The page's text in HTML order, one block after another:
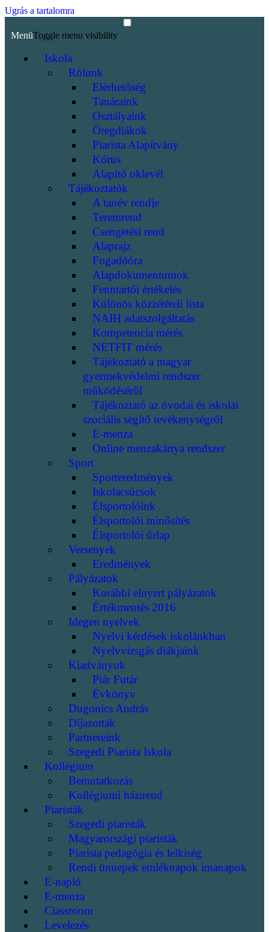
Ugrás a tartalomra
MenüToggle menu visibility
Iskola
Rólunk
Elérhetőség
Tanáraink
Osztályaink
Öregdiákok
Piarista Alapítvány
Kórus
Alapító oklevél
Tájékoztatók
A tanév rendje
Teremrend
Csengetési rend
Alaprajz
Fogadóóra
Alapdokumentumok
Fenntartói értékelés
Különös közzétételi lista
NAIH adatszolgáltatás
Kompetencia mérés
NETFIT mérés
Tájékoztató a magyar
gyermekvédelmi rendszer
működéséről
Tájékoztató az óvodai és iskolai
szociális segítő tevékenységről
E-menza
Online menzakártya rendszer
Sport
Sporteredmények
Iskolacsúcsok
Élsportolóink
Élsportolói minősítés
Élsportolói űrlap
Versenyek
Eredmények
Pályázatok
Korábbi elnyert pályázatok
Értékmentés 2016
Idegen nyelvek
Nyelvi kérdések iskolánkban
Nyelvvizsgás diákjaink
Kiadványok
Piár Futár
Évkönyv
Dugonics András
Díjazottak
Partnereink
Szegedi Piarista Iskola
Kollégium
Bemutatkozás
Kollégiumi házirend
Piaristák
Szegedi piaristák
Magyarországi piaristák
Piarista pedagógia és lelkiség
Rendi ünnepek emléknapok imanapok
E-napló
E-menza
Classroom
Levelezés